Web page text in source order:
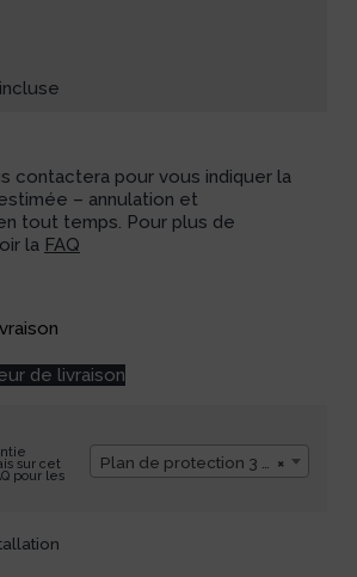
contactera pour vous indiquer la
– annulation et
tout temps. Pour plus de
la FAQ
de livraison
sur cet
pour les
×
Plan de protection 3 ans